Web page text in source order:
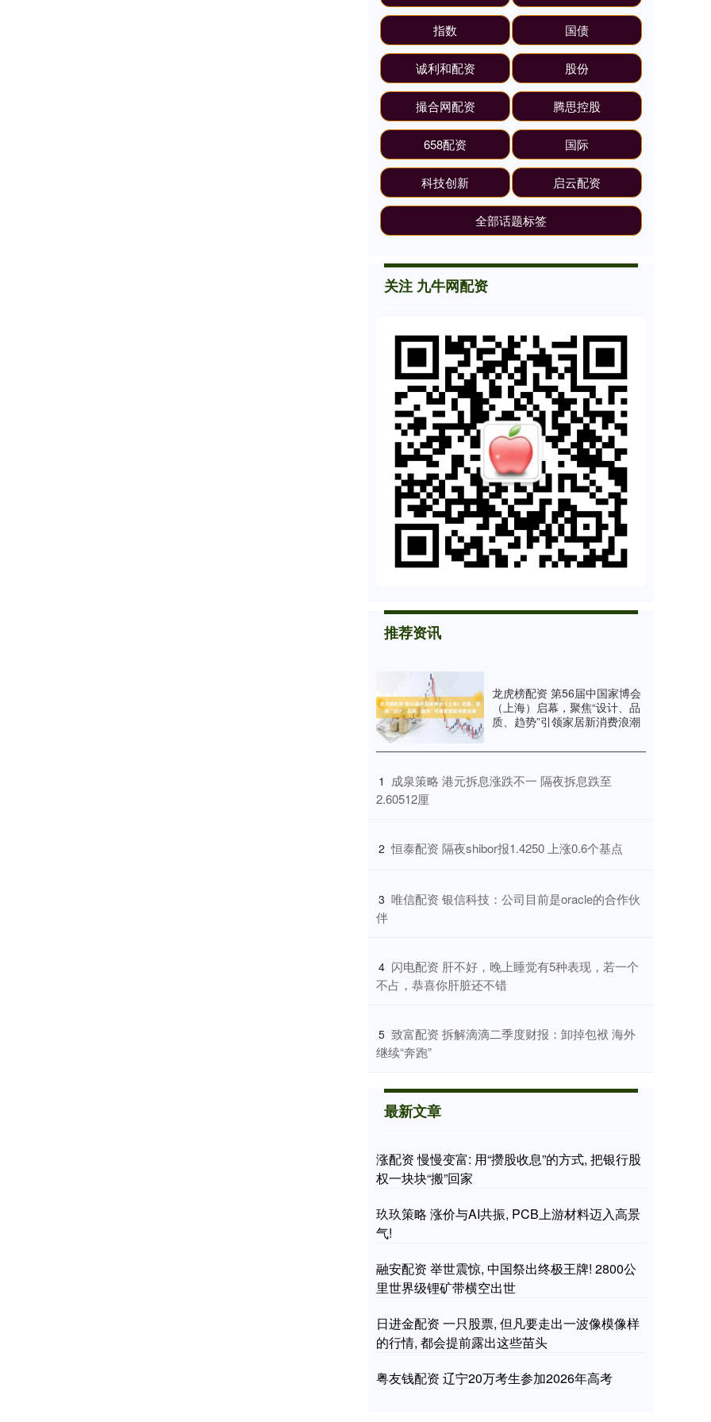
指数 国债
诚利和配资 股份
撮合网配资 腾思控股
658配资 国际
科技创新 启云配资
全部话题标签
关注 九牛网配资
推荐资讯
龙虎榜配资 第56届中国家博会
（上海）启幕，聚焦“设计、品
质、趋势”引领家居新消费浪潮
1
​成泉策略 港元拆息涨跌不一 隔夜拆息跌至
2.60512厘
2 ​恒泰配资 隔夜shibor报1.4250 上涨0.6个基点
3 ​唯信配资 银信科技：公司目前是oracle的合作伙
伴
4 ​闪电配资 肝不好，晚上睡觉有5种表现，若一个
不占，恭喜你肝脏还不错
5 ​致富配资 拆解滴滴二季度财报：卸掉包袱 海外
继续“奔跑”
最新文章
涨配资 慢慢变富: 用“攒股收息”的方式, 把银行股
权一块块“搬”回家
玖玖策略 涨价与AI共振, PCB上游材料迈入高景
气!
融安配资 举世震惊, 中国祭出终极王牌! 2800公
里世界级锂矿带横空出世
日进金配资 一只股票, 但凡要走出一波像模像样
的行情, 都会提前露出这些苗头
粤友钱配资 辽宁20万考生参加2026年高考